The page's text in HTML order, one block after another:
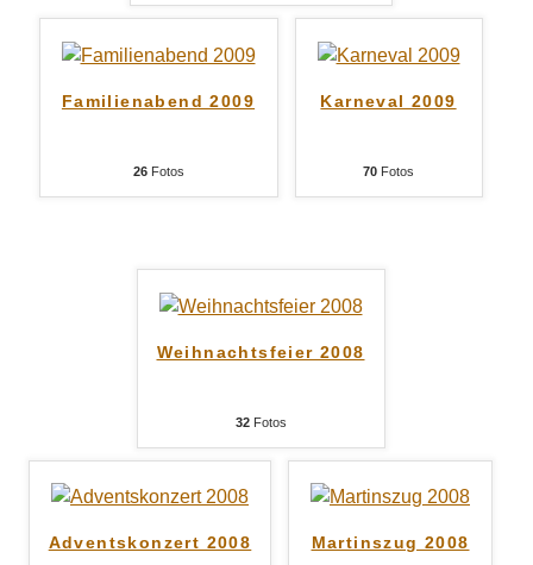
Familienabend 2009
26Fotos
Karneval 2009
70 Fotos
Weihnachtsfeier 2008
32Fotos
Adventskonzert 2008 Martinszug 2008